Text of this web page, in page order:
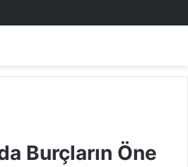
Burçların Öne